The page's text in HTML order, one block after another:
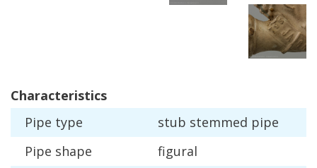
Characteristics
Pipe type stub stemmed pipe
Pipe shape
figural